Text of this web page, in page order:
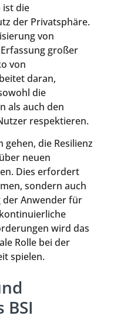
ist die
der Privatsphäre.
von
großer
von
daran,
die
als auch den
respektieren.
die Resilienz
neuen
Dies erfordert
sondern auch
der Anwender für
wird das
Rolle bei der
spielen.